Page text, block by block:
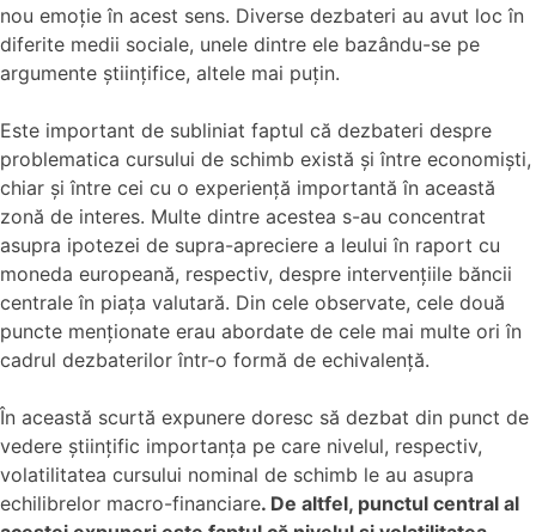
nou emoție în acest sens. Diverse dezbateri au avut loc în
diferite medii sociale, unele dintre ele bazându-se pe
argumente științifice, altele mai puțin.
Este important de subliniat faptul că dezbateri despre
problematica cursului de schimb există și între economiști,
chiar și între cei cu o experiență importantă în această
zonă de interes. Multe dintre acestea s-au concentrat
asupra ipotezei de supra-apreciere a leului în raport cu
moneda europeană, respectiv, despre intervențiile băncii
centrale în piața valutară. Din cele observate, cele două
puncte menționate erau abordate de cele mai multe ori în
cadrul dezbaterilor într-o formă de echivalență.
În această scurtă expunere doresc să dezbat din punct de
vedere științific importanța pe care nivelul, respectiv,
volatilitatea cursului nominal de schimb le au asupra
echilibrelor macro-financiare. De altfel, punctul central al